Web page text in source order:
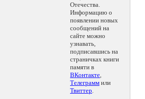
Отечества.
Информацию о
появлении новых
сообщений на
сайте можно
узнавать,
подписавшись на
страничках книги
памяти в
ВКонтакте,
Телеграмм или
Твиттер.